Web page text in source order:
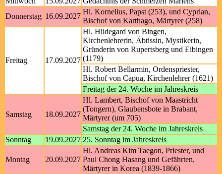
Donnerstag 16.09.2027
Hl. Kornelius, Papst (253), und Cyprian,
Bischof von Karthago, Märtyrer (258)
Freitag 17.09.2027
Hl. Hildegard von Bingen,
Kirchenlehrerin, Äbtissin, Mystikerin,
Gründerin von Rupertsberg und Eibingen
(1179)
Hl. Robert Bellarmin, Ordenspriester,
Bischof von Capua, Kirchenlehrer (1621)
Freitag der 24. Woche im Jahreskreis
Samstag 18.09.2027
Hl. Lambert, Bischof von Maastricht
(Tongern), Glaubensbote in Brabant,
Märtyrer (um 705)
Samstag der 24. Woche im Jahreskreis
Sonntag
19.09.2027 25. Sonntag im Jahreskreis
Montag 20.09.2027
Hl. Andreas Kim Taegon, Priester, und
Paul Chong Hasang und Gefährten,
Märtyrer in Korea (1839-1866)